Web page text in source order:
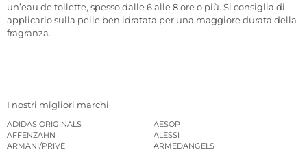
un’eau de toilette, spesso dalle 6 alle 8 ore o più. Si consiglia di
applicarlo sulla pelle ben idratata per una maggiore durata della
fragranza.
I nostri migliori marchi
ADIDAS ORIGINALS
AESOP
AFFENZAHN
ALESSI
ARMANI/PRIVÉ
ARMEDANGELS